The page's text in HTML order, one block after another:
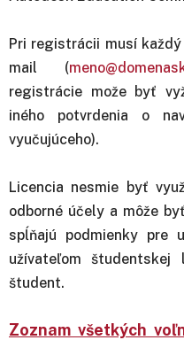
Pri registrácii musí
mail (
registrácie može byť
iného potvrdenia o
vyučujúceho).
Licencia nesmie byť
odborné účely a môže
spĺňajú podmienky pre
užívateľom
študent.
Zoznam všetkých